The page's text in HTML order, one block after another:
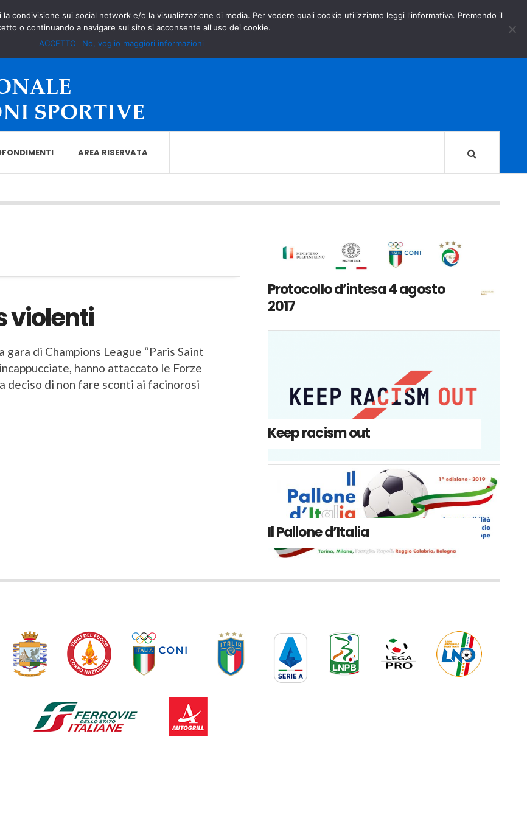
MINISTERO DELL’INTERNO
GOVERNO.IT
AREA RISERVATA
violenti
di Champions League “Paris Saint
hanno attaccato le Forze
deciso di non fare sconti ai facinorosi
Protocollo d’intesa 4 agosto
2017
Keep racism out
Il Pallone d’Italia
condivisione sui social network e/o la visualizzazione di media. Per vedere quali cookie utilizziamo leggi l'informativa. Premendo il
o continuando a navigare sul sito si acconsente all'uso dei cookie.
ACCETTO
No, voglio maggiori informazioni